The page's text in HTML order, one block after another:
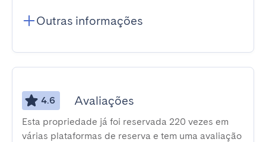
Outras informações
4.6 Avaliações
Esta propriedade já foi reservada 220 vezes em
várias plataformas de reserva e tem uma avaliação